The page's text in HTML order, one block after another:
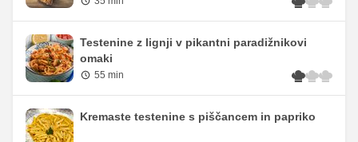
Testenine z lignji v pikantni paradižnikovi
omaki
55 min
Kremaste testenine s piščancem in papriko